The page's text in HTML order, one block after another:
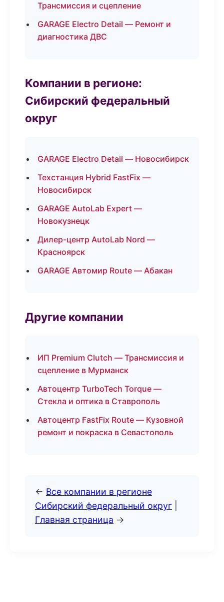
Трансмиссия и сцепление
GARAGE Electro Detail — Ремонт и
диагностика ДВС
Компании в регионе:
Сибирский федеральный
округ
GARAGE Electro Detail — Новосибирск
Техстанция Hybrid FastFix —
Новосибирск
GARAGE AutoLab Expert —
Новокузнецк
Дилер-центр AutoLab Nord —
Красноярск
GARAGE Автомир Route — Абакан
Другие компании
ИП Premium Clutch — Трансмиссия и
сцепление в Мурманск
Автоцентр TurboTech Torque —
Стекла и оптика в Ставрополь
Автоцентр FastFix Route — Кузовной
ремонт и покраска в Севастополь
← Все компании в регионе
Сибирский федеральный округ
Главная страница →